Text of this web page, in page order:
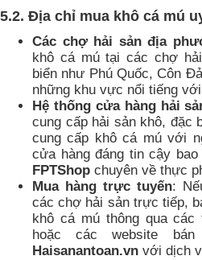
5.2. Địa chỉ mua khô cá mú
Các chợ hải sản địa
khô cá mú tại các chợ
biển như Phú Quốc, Côn
những khu vực nổi tiếng
Hệ thống cửa hàng hải
cung cấp hải sản khô, đặc
cung cấp khô cá mú với
cửa hàng đáng tin cậy bao
FPTShop chuyên về thực
Mua hàng trực tuyến:
các chợ hải sản trực tiếp,
khô cá mú thông qua
hoặc các website
Haisanantoan.vn với dịch